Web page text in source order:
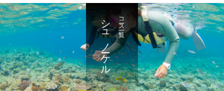
コース一覧
シュノーケル